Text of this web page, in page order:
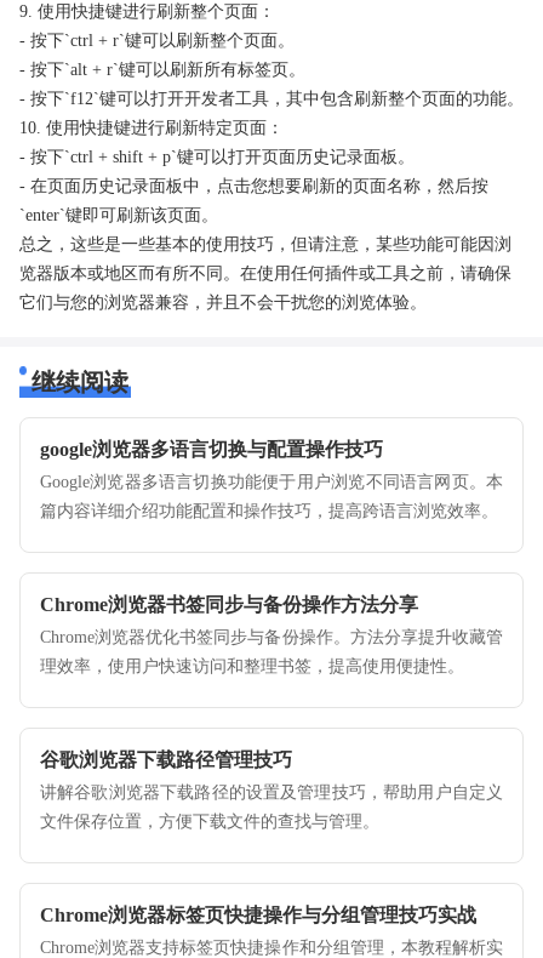
9. 使用快捷键进行刷新整个页面：
- 按下`ctrl + r`键可以刷新整个页面。
- 按下`alt + r`键可以刷新所有标签页。
- 按下`f12`键可以打开开发者工具，其中包含刷新整个页面的功能。
10. 使用快捷键进行刷新特定页面：
- 按下`ctrl + shift + p`键可以打开页面历史记录面板。
- 在页面历史记录面板中，点击您想要刷新的页面名称，然后按
`enter`键即可刷新该页面。
总之，这些是一些基本的使用技巧，但请注意，某些功能可能因浏
览器版本或地区而有所不同。在使用任何插件或工具之前，请确保
它们与您的浏览器兼容，并且不会干扰您的浏览体验。
继续阅读
google浏览器多语言切换与配置操作技巧
Google浏览器多语言切换功能便于用户浏览不同语言网页。本
篇内容详细介绍功能配置和操作技巧，提高跨语言浏览效率。
Chrome浏览器书签同步与备份操作方法分享
Chrome浏览器优化书签同步与备份操作。方法分享提升收藏管
理效率，使用户快速访问和整理书签，提高使用便捷性。
谷歌浏览器下载路径管理技巧
讲解谷歌浏览器下载路径的设置及管理技巧，帮助用户自定义
文件保存位置，方便下载文件的查找与管理。
Chrome浏览器标签页快捷操作与分组管理技巧实战
Chrome浏览器支持标签页快捷操作和分组管理，本教程解析实